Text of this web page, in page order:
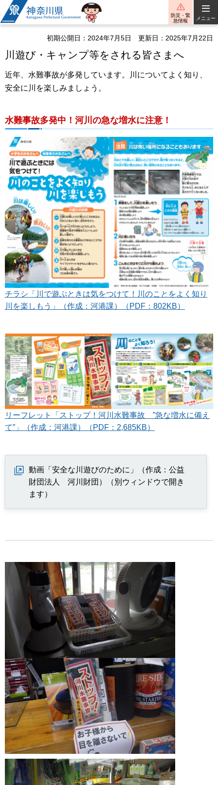
神奈川県
防災・緊
急情報
メニュー
初期公開日：2024年7月5日 更新日：2025年7月22日
川遊び・キャンプ等をされる皆さまへ
近年、水難事故が多発しています。川についてよく知り、
安全に川を楽しみましょう。
水難事故多発中！河川の急な増水に注意！
チラシ「川で遊ぶときは気をつけて！川のことをよく知り
川を楽しもう」（作成：河港課）（PDF：802KB）
リーフレット「ストップ！河川水難事故 ”急な増水に備え
て”」（作成：河港課）（PDF：2,685KB）
動画「安全な川遊びのために」（作成：公益
財団法人 河川財団）（別ウィンドウで開き
ます）